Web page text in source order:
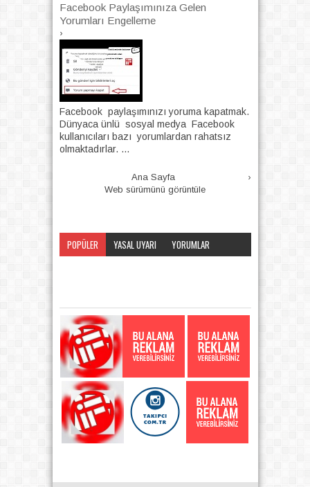
Facebook Paylaşımınıza Gelen
Yorumları Engelleme
›
Facebook paylaşımınızı yoruma kapatmak.
Dünyaca ünlü sosyal medya Facebook
kullanıcıları bazı yorumlardan rahatsız
olmaktadırlar. ...
›
Ana Sayfa
Web sürümünü görüntüle
POPÜLER YASAL UYARI
YORUMLAR